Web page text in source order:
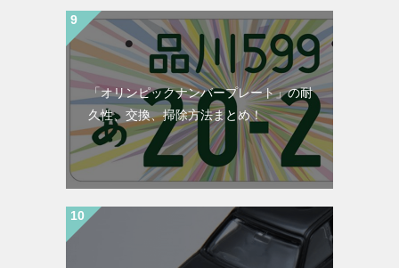
「オリンピックナンバープレート」の耐
久性、交換、掃除方法まとめ！